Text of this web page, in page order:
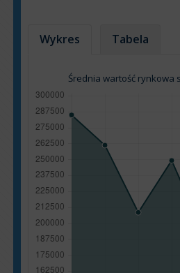
Wykres Tabela
Średnia wartość rynkowa